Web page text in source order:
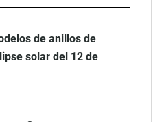
de anillos de
solar del 12 de